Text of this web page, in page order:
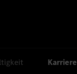
Karriere